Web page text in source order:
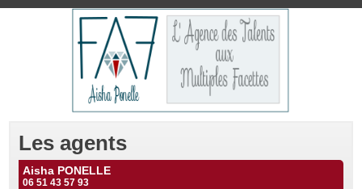
Les agents
Aisha PONELLE
06 51 43 57 93